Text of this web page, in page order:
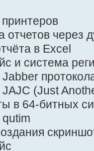
отчетов через
в Excel
и система
(Just
в 64-битных